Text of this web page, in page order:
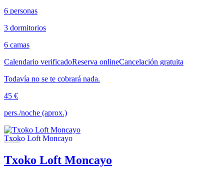
6 personas
3 dormitorios
6 camas
Calendario verificadoReserva onlineCancelación gratuita
Todavía no se te cobrará nada.
45 €
pers./noche (aprox.)
Txoko Loft Moncayo